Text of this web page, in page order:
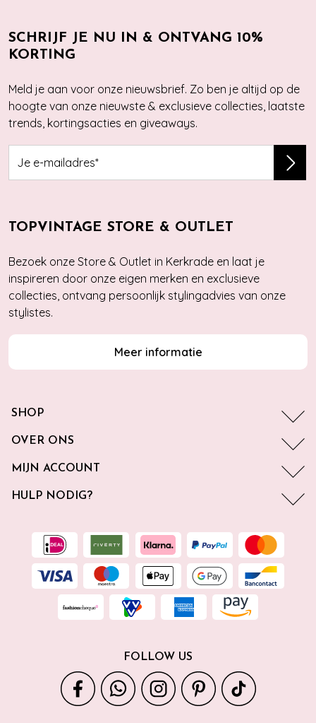
SCHRIJF JE NU IN & ONTVANG 10%
KORTING
Meld je aan voor onze nieuwsbrief. Zo ben je altijd op de
hoogte van onze nieuwste & exclusieve collecties, laatste
trends, kortingsacties en giveaways.
TOPVINTAGE STORE & OUTLET
Bezoek onze Store & Outlet in Kerkrade en laat je
inspireren door onze eigen merken en exclusieve
collecties, ontvang persoonlijk stylingadvies van onze
stylistes.
Meer informatie
SHOP
OVER ONS
MIJN ACCOUNT
HULP NODIG?
FOLLOW US